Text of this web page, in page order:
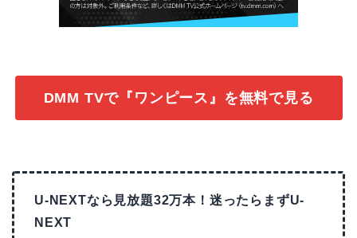
DMM TVで『ワンピース』を無料で見る
U-NEXTなら見放題32万本！迷ったらまずU-
NEXT